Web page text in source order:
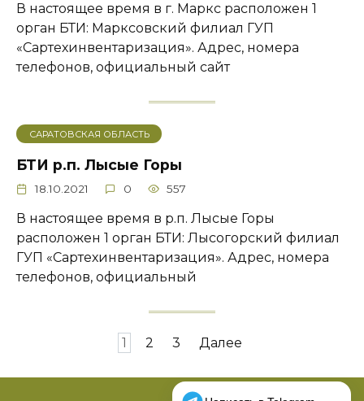
В настоящее время в г. Маркс расположен 1
орган БТИ: Марксовский филиал ГУП
«Сартехинвентаризация». Адрес, номера
телефонов, официальный сайт
САРАТОВСКАЯ ОБЛАСТЬ
БТИ р.п. Лысые Горы
18.10.2021 0 557
В настоящее время в р.п. Лысые Горы
расположен 1 орган БТИ: Лысогорский филиал
ГУП «Сартехинвентаризация». Адрес, номера
телефонов, официальный
1 2 3 Далее